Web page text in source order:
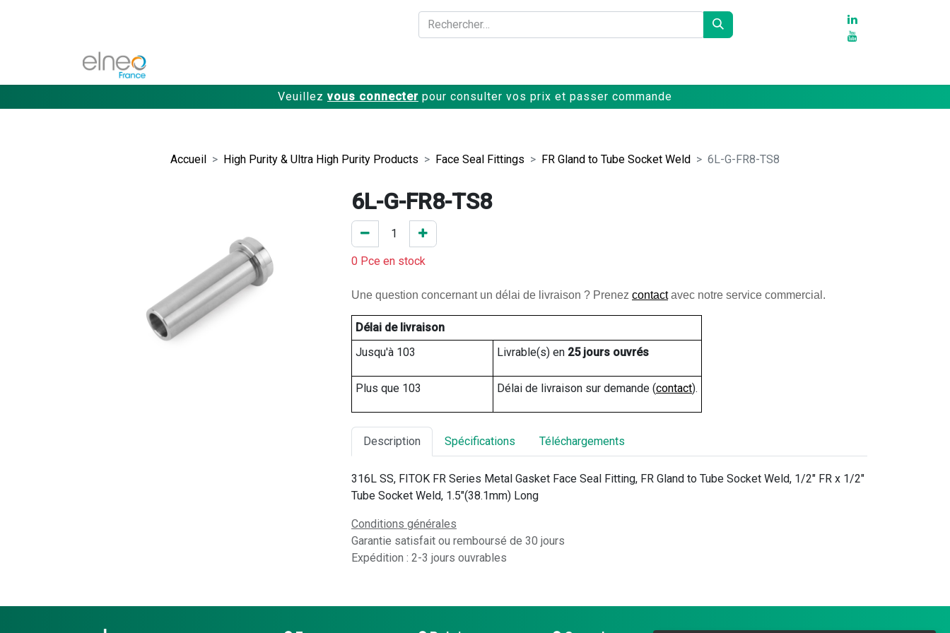
Veuillez vous connecter pour consulter vos prix et passer commande
Accueil High Purity & Ultra High Purity Products Face Seal Fittings FR Gland to Tube Socket Weld 6L-G-FR8-TS8
6L-G-FR8-TS8
0 Pce en stock
Une question concernant un délai de livraison ? Prenez contact avec notre service commercial.
Délai de livraison
Jusqu'à 103
Livrable(s) en 25 jours ouvrés
Plus que 103 Délai de livraison sur demande (contact).
Description Spécifications Téléchargements
316L SS, FITOK FR Series Metal Gasket Face Seal Fitting, FR Gland to Tube Socket Weld, 1/2" FR x 1/2"
Tube Socket Weld, 1.5"(38.1mm) Long
Conditions générales
Garantie satisfait ou remboursé de 30 jours
Expédition : 2-3 jours ouvrables